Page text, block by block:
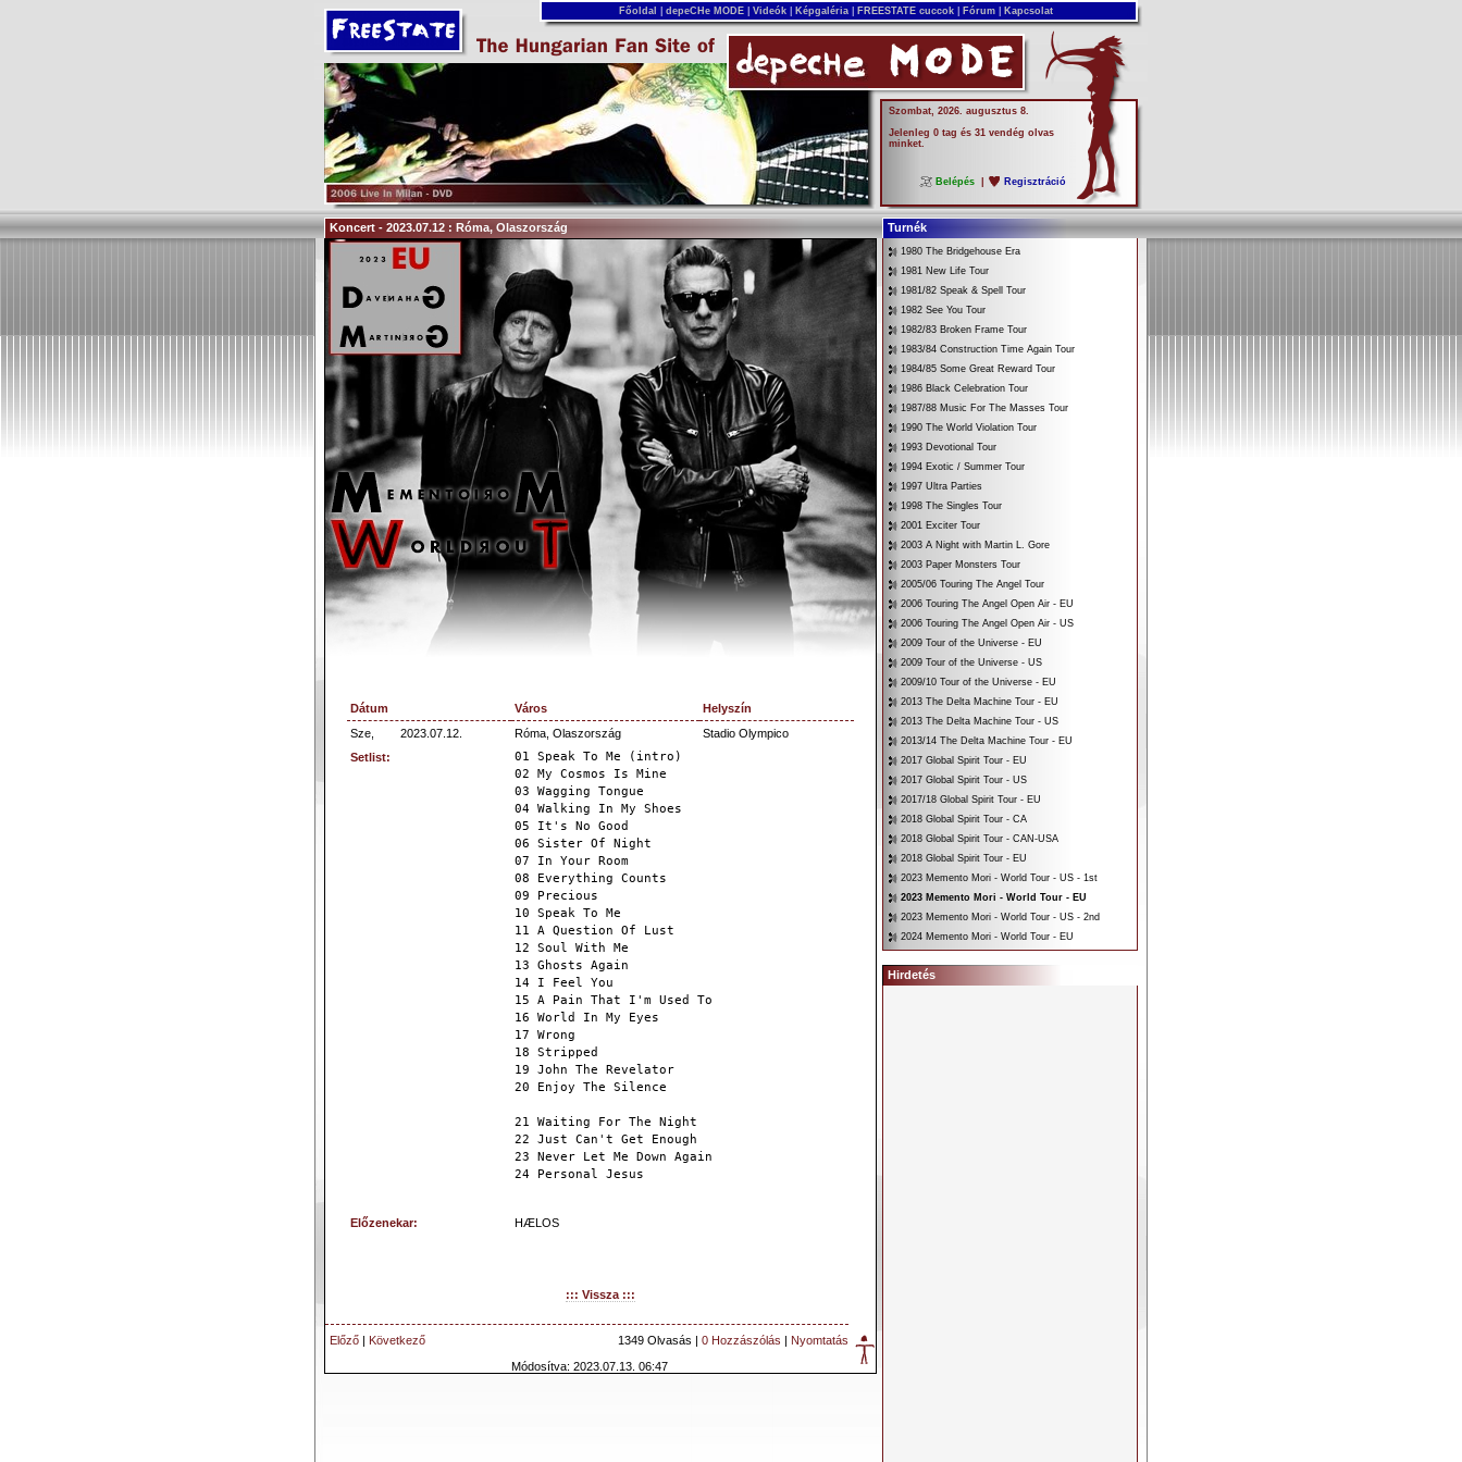
Főoldal depeCHe MODE Videók Képgaléria FREESTATE cuccok Fórum Kapcsolat
Szombat, 2026. augusztus 8.
Jelenleg 0 tag és 31 vendég olvas
minket.
Belépés Regisztráció
Koncert - 2023.07.12 : Róma, Olaszország Turnék
Dátum Város
Helyszín
Sze,
2023.07.12. Róma, Olaszország
Stadio Olympico
Setlist:
01 Speak To Me (intro)
02 My Cosmos Is Mine
03 Wagging Tongue
04 Walking In My Shoes
05 It's No Good
06 Sister Of Night
07 In Your Room
08 Everything Counts
09 Precious
10 Speak To Me
11 A Question Of Lust
12 Soul With Me
13 Ghosts Again
14 I Feel You
15 A Pain That I'm Used To
16 World In My Eyes
17 Wrong
18 Stripped
19 John The Revelator
20 Enjoy The Silence
21 Waiting For The Night
22 Just Can't Get Enough
23 Never Let Me Down Again
24 Personal Jesus
Előzenekar: HÆLOS
::: Vissza :::
Előző | Következő 1349 Olvasás | 0 Hozzászólás | Nyomtatás
Módosítva: 2023.07.13. 06:47
1980 The Bridgehouse Era
1981 New Life Tour
1981/82 Speak & Spell Tour
1982 See You Tour
1982/83 Broken Frame Tour
1983/84 Construction Time Again Tour
1984/85 Some Great Reward Tour
1986 Black Celebration Tour
1987/88 Music For The Masses Tour
1990 The World Violation Tour
1993 Devotional Tour
1994 Exotic / Summer Tour
1997 Ultra Parties
1998 The Singles Tour
2001 Exciter Tour
2003 A Night with Martin L. Gore
2003 Paper Monsters Tour
2005/06 Touring The Angel Tour
2006 Touring The Angel Open Air - EU
2006 Touring The Angel Open Air - US
2009 Tour of the Universe - EU
2009 Tour of the Universe - US
2009/10 Tour of the Universe - EU
2013 The Delta Machine Tour - EU
2013 The Delta Machine Tour - US
2013/14 The Delta Machine Tour - EU
2017 Global Spirit Tour - EU
2017 Global Spirit Tour - US
2017/18 Global Spirit Tour - EU
2018 Global Spirit Tour - CA
2018 Global Spirit Tour - CAN-USA
2018 Global Spirit Tour - EU
2023 Memento Mori - World Tour - US - 1st
2023 Memento Mori - World Tour - EU
2023 Memento Mori - World Tour - US - 2nd
2024 Memento Mori - World Tour - EU
Hirdetés